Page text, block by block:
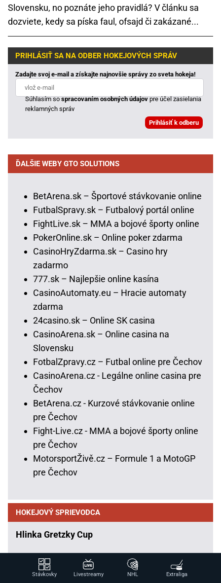
Slovensku, no poznáte jeho pravidlá? V článku sa
dozviete, kedy sa píska faul, ofsajd či zakázané...
PRIHLÁSIŤ SA NA ODBER HOKEJOVÝCH SPRÁV
Zadajte svoj e-mail a získajte najnovšie správy zo sveta hokeja!
Súhlasím sospracovaním osobných údajovpre účel zasielania
reklamných správ
ĎALŠIE WEBY GTO SOLUTIONS
BetArena.sk – Športové stávkovanie online
FutbalSpravy.sk – Futbalový portál online
FightLive.sk – MMA a bojové športy online
PokerOnline.sk – Online poker zdarma
CasinoHryZdarma.sk – Casino hry
zadarmo
777.sk – Najlepšie online kasína
CasinoAutomaty.eu – Hracie automaty
zdarma
24casino.sk – Online SK casina
CasinoArena.sk – Online casina na
Slovensku
FotbalZpravy.cz – Futbal online pre Čechov
CasinoArena.cz - Legálne online casina pre
Čechov
BetArena.cz - Kurzové stávkovanie online
pre Čechov
Fight-Live.cz - MMA a bojové športy online
pre Čechov
MotorsportŽivě.cz – Formule 1 a MotoGP
pre Čechov
HOKEJOVÝ SPRIEVODCA
Hlinka Gretzky Cup
Program, výsledky, tabuľka HGC
Slovensko na HGC
Stávkovky Livestreamy NHL Extraliga